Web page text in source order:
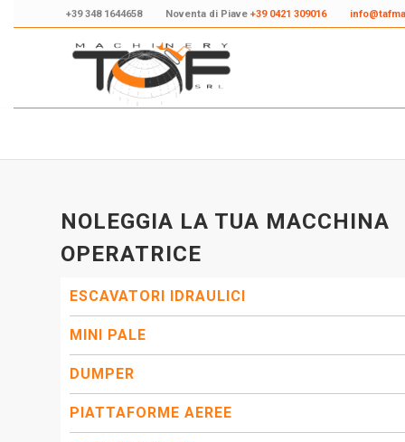
+39 348 1644658 Noventa di Piave +39 0421 309016
NOLEGGIA LA TUA MACCHINA
OPERATRICE
ESCAVATORI IDRAULICI
MINI PALE
DUMPER
PIATTAFORME AEREE